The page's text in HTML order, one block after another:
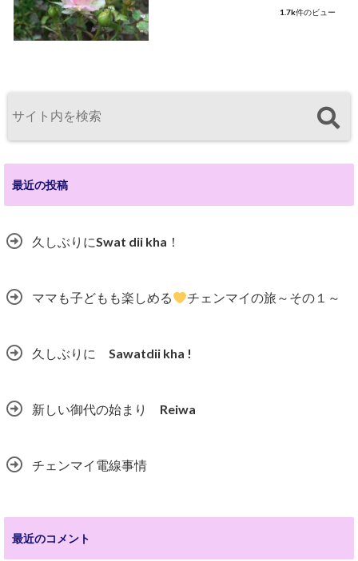
1.7k件のビュー
最近の投稿
久しぶりにSwat dii kha！
ママも子どもも楽しめる チェンマイの旅～その１～
久しぶりに Sawatdii kha !
新しい御代の始まり Reiwa
チェンマイ電線事情
最近のコメント